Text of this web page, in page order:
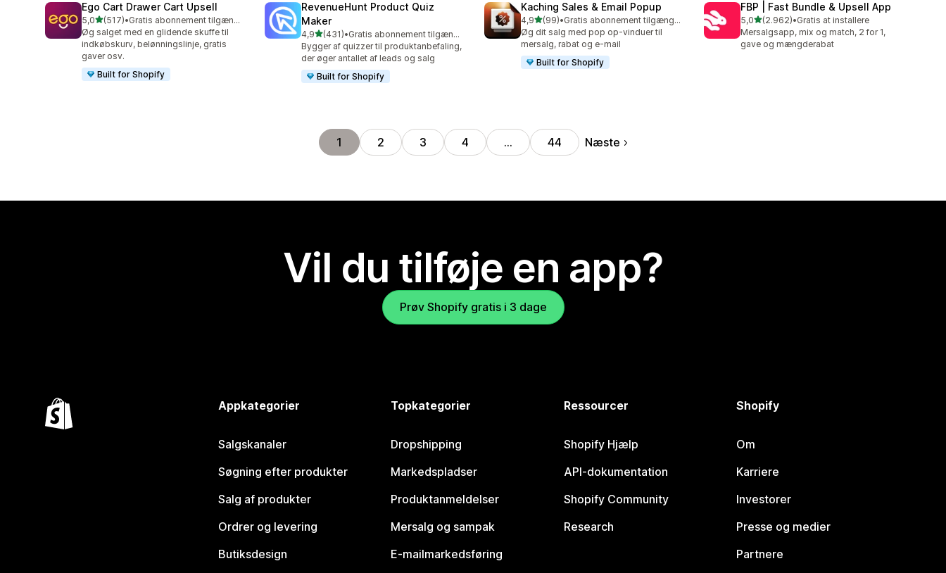
Ego Cart Drawer Cart Upsell
5,0ud af 5 stjerner
(517)
517 anmeldelser i alt
•
Gratis abonnement tilgængeligt
Øg salget med en glidende skuffe til
indkøbskurv, belønningslinje, gratis
gaver osv.
Built for Shopify
RevenueHunt Product Quiz
Maker
4,9ud af 5 stjerner
(431)
431 anmeldelser i alt
•
Gratis abonnement tilgængeligt
Bygger af quizzer til produktanbefaling,
der øger antallet af leads og salg
Built for Shopify
Kaching Sales & Email Popup
4,9ud af 5 stjerner
(99)
99 anmeldelser i alt
•
Gratis abonnement tilgængeligt
Øg dit salg med pop op-vinduer til
mersalg, rabat og e-mail
Built for Shopify
FBP | Fast Bundle & Upsell App
5,0ud af 5 stjerner
(2.962)
2962 anmeldelser i alt
•Gratis at installere
Mersalgsapp, mix og match, 2 for 1,
gave og mængderabat
1 2 3 4 … 44 Næste
Vil du tilføje en app?
Prøv Shopify gratis i 3 dage
Appkategorier
Salgskanaler
Søgning efter produkter
Salg af produkter
Ordrer og levering
Butiksdesign
Topkategorier
Dropshipping
Markedspladser
Produktanmeldelser
Mersalg og sampak
E-mailmarkedsføring
Ressourcer
Shopify Hjælp
API-dokumentation
Shopify Community
Research
Shopify
Om
Karriere
Investorer
Presse og medier
Partnere